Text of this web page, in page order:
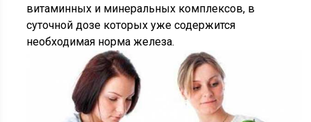
витаминных и минеральных комплексов, в
суточной дозе которых уже содержится
необходимая норма железа.